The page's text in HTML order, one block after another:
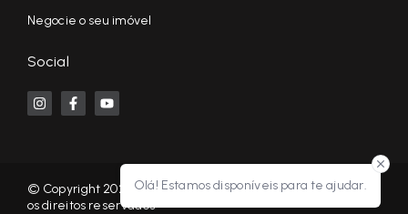
Olá! Estamos disponíveis para te ajudar.
Negocie o seu imóvel
Social
© Copyright 2026 - KF NEGÓCIOS IMOBILIÁRIOS RP - Todos
os direitos reservados